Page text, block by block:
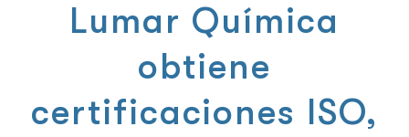
Lumar Química
obtiene
certificaciones ISO,